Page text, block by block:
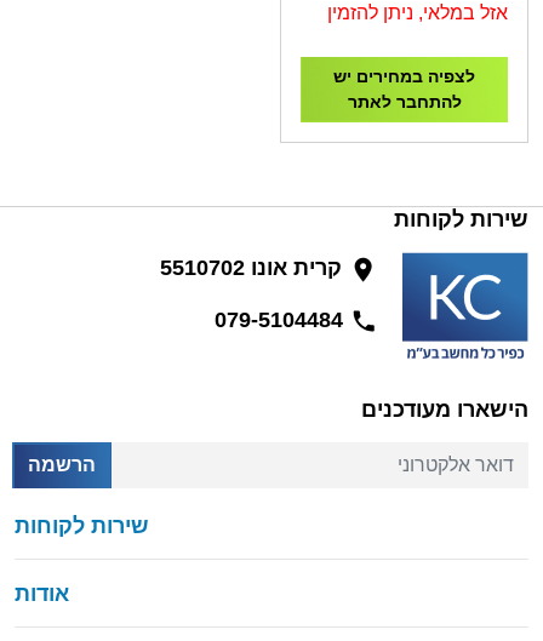
GDDR6
אזל במלאי, ניתן להזמין
לצפיה במחירים יש
להתחבר לאתר
שירות לקוחות
קרית אונו 5510702
הישארו מעודכנים
דואר אלקטרוני הרשמה
שירות לקוחות
אודות